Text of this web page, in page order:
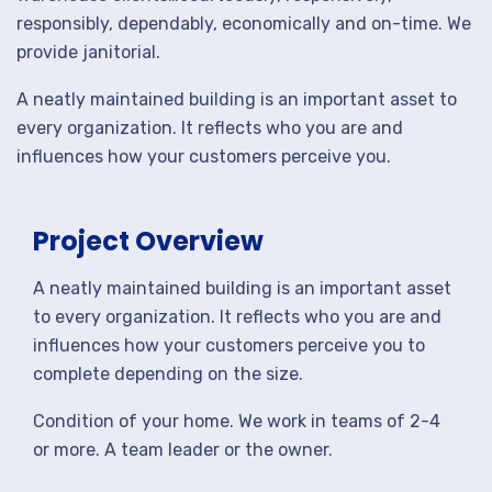
responsibly, dependably, economically and on-time. We
provide janitorial.
A neatly maintained building is an important asset to
every organization. It reflects who you are and
influences how your customers perceive you.
Project Overview
A neatly maintained building is an important asset
to every organization. It reflects who you are and
influences how your customers perceive you to
complete depending on the size.
Condition of your home. We work in teams of 2-4
or more. A team leader or the owner.